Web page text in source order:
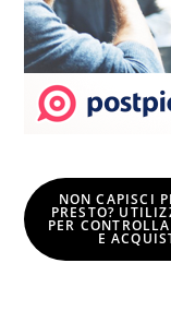
NON CAPISCI
PRESTO?
PER
E